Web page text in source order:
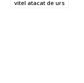
vitel atacat de urs